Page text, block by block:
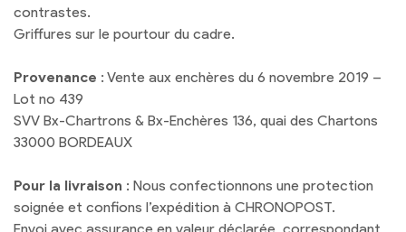
contrastes.
Griffures sur le pourtour du cadre.
Provenance : Vente aux enchères du 6 novembre 2019 –
Lot no 439
SVV Bx-Chartrons & Bx-Enchères 136, quai des Chartons
33000 BORDEAUX
Pour la livraison : Nous confectionnons une protection
soignée et confions l’expédition à CHRONOPOST.